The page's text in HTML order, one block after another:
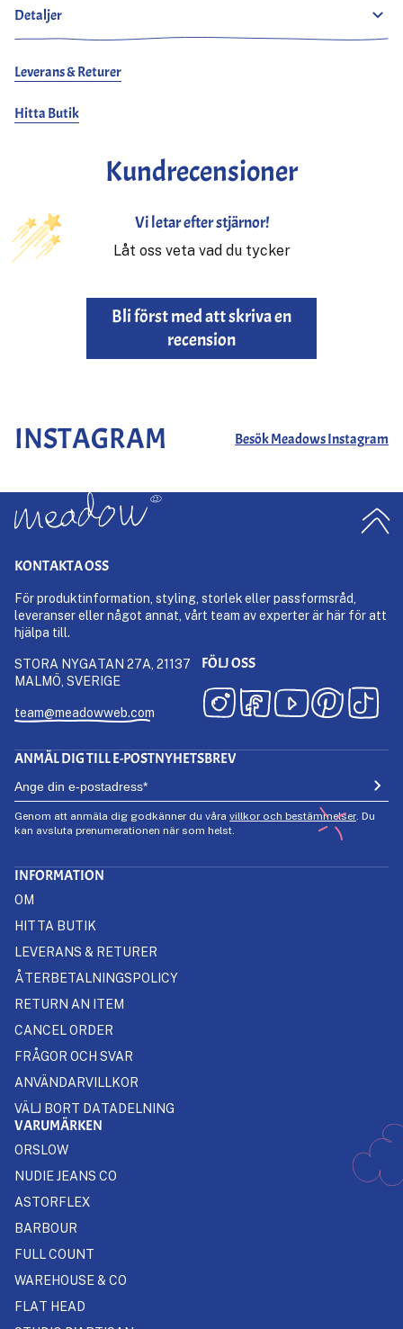
Detaljer
Leverans & Returer
Hitta Butik
Kundrecensioner
Vi letar efter stjärnor!
Låt oss veta vad du tycker
Bli först med att skriva en
recension
INSTAGRAM Besök Meadows Instagram
KONTAKTA OSS
För produktinformation, styling, storlek eller passformsråd,
leveranser eller något annat, vårt team av experter är här för att
hjälpa till.
STORA NYGATAN 27A, 21137
MALMÖ, SVERIGE
team@meadowweb.com
FÖLJ OSS
ANMÄL DIG TILL E-POSTNYHETSBREV
Genom att anmäla dig godkänner du våra villkor och bestämmelser. Du
kan avsluta prenumerationen när som helst.
INFORMATION
OM
HITTA BUTIK
LEVERANS & RETURER
ÅTERBETALNINGSPOLICY
RETURN AN ITEM
CANCEL ORDER
FRÅGOR OCH SVAR
ANVÄNDARVILLKOR
VÄLJ BORT DATADELNING
VARUMÄRKEN
ORSLOW
NUDIE JEANS CO
ASTORFLEX
BARBOUR
FULL COUNT
WAREHOUSE & CO
FLAT HEAD